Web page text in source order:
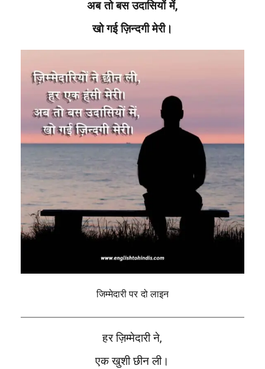
अब तो बस उदासियों में,
खो गई ज़िन्दगी मेरी।
जिम्मेदारी पर दो लाइन
हर ज़िम्मेदारी ने,
एक खुशी छीन ली।